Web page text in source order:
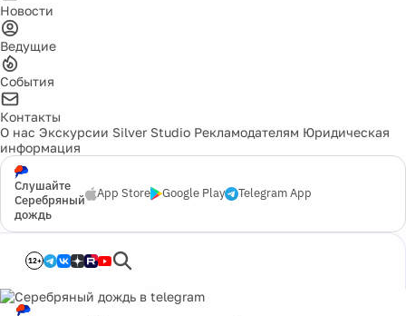
Новости
Ведущие
События
Контакты
О нас Экскурсии Silver Studio Рекламодателям Юридическая
информация
Слушайте
Серебряный
дождь
App Store Google Play Telegram App
12+